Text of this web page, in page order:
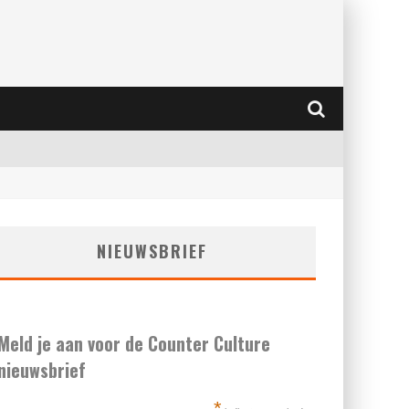
NIEUWSBRIEF
je aan voor de Counter Culture